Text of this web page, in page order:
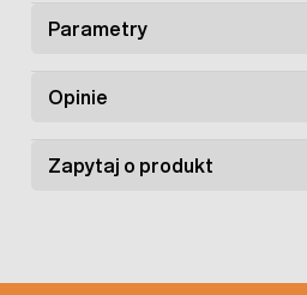
naturalnych kolorów zieleni.
Jedna rolka zawiera 100mb
nierdzewnej
Parametry
Opinie
Zapytaj o produkt